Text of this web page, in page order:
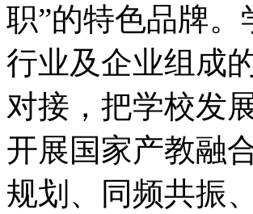
职”的特色品牌
行业及企业组成
对接，把学校发
开展国家产教融
规划、同频共振